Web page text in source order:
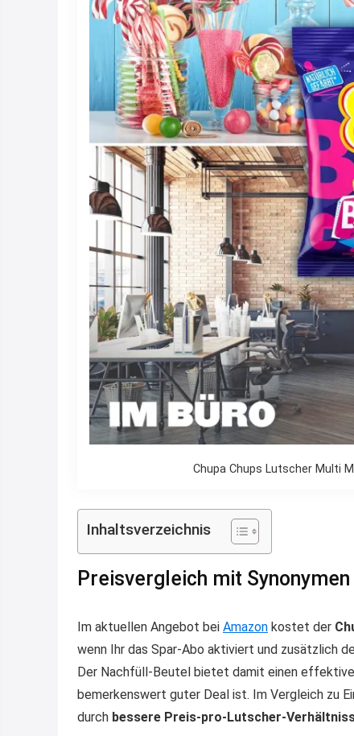
Chupa Chups Lutscher Multi
Inhaltsverzeichnis
Preisvergleich mit Synonymen
Im aktuellen Angebot bei Amazon kostet der
wenn Ihr das Spar-Abo aktiviert und zusätzlich
Der Nachfüll-Beutel bietet damit einen
bemerkenswert guter Deal ist. Im Vergleich zu
durch bessere Preis-pro-Lutscher-